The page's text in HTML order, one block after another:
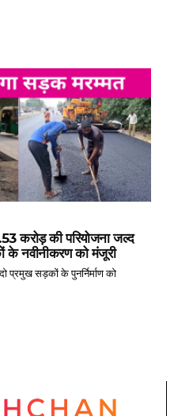
करोड़ की परियोजना जल्द
के नवीनीकरण को मंजूरी
प्रमुख सड़कों के पुनर्निर्माण को